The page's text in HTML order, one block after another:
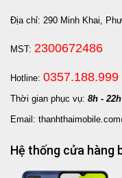
Địa chỉ: 290 Minh Khai,
MST: 2300672486
Hotline: 0357.188.999
Thời gian phục vụ: 8h - 22h
Email:
Hệ thống cửa hàng